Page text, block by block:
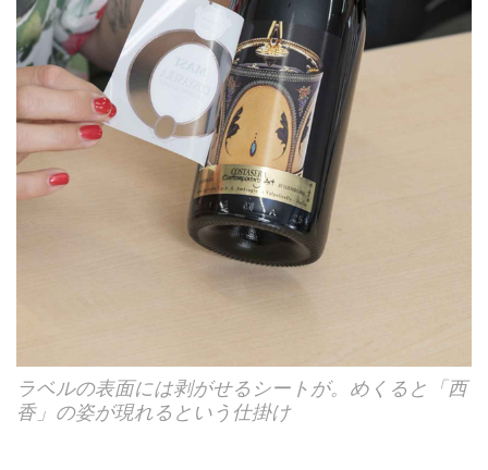
ラベルの表面には剥がせるシートが。めくると「西
香」の姿が現れるという仕掛け